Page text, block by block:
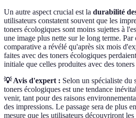
Un autre aspect crucial est la durabilité
utilisateurs constatent souvent que les
toners écologiques sont moins sujettes à
une image plus nette sur le long terme. Par
comparative a révélé qu'après six mois
faites avec des toners écologiques
initiale que celles produites avec des
💡 Avis d'expert : Selon un spécialiste du
toners écologiques est une tendance
venir, tant pour des raisons
des impressions. Le passage sera de plus
mesure que les utilisateurs découvriront